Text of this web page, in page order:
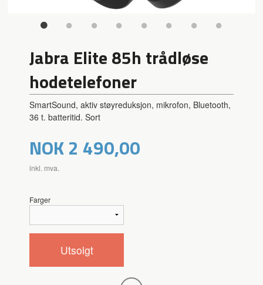
Jabra Elite 85h trådløse
hodetelefoner
SmartSound, aktiv støyreduksjon, mikrofon, Bluetooth,
36 t. batteritid. Sort
Pris
NOK2 490,00
inkl. mva.
Farger
Utsolgt